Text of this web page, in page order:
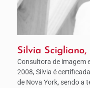
Silvia Scigliano,
Consultora de imagem
2008, Silvia é
de Nova York, sendo a